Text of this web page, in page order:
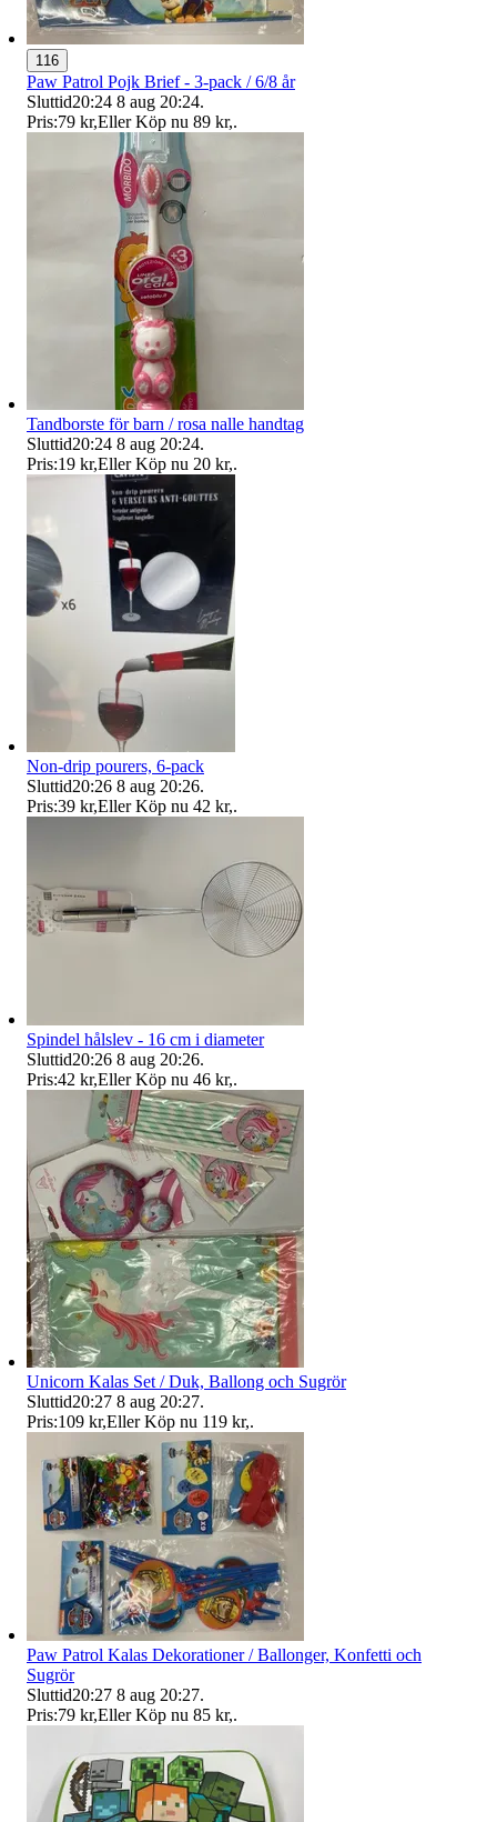
116
Paw Patrol Pojk Brief - 3-pack / 6/8 år
Sluttid20:24 8 aug 20:24.
Pris:79 kr,Eller Köp nu 89 kr,.
Tandborste för barn / rosa nalle handtag
Sluttid20:24 8 aug 20:24.
Pris:19 kr,Eller Köp nu 20 kr,.
Non-drip pourers, 6-pack
Sluttid20:26 8 aug 20:26.
Pris:39 kr,Eller Köp nu 42 kr,.
Spindel hålslev - 16 cm i diameter
Sluttid20:26 8 aug 20:26.
Pris:42 kr,Eller Köp nu 46 kr,.
Unicorn Kalas Set / Duk, Ballong och Sugrör
Sluttid20:27 8 aug 20:27.
Pris:109 kr,Eller Köp nu 119 kr,.
Paw Patrol Kalas Dekorationer / Ballonger, Konfetti och
Sugrör
Sluttid20:27 8 aug 20:27.
Pris:79 kr,Eller Köp nu 85 kr,.